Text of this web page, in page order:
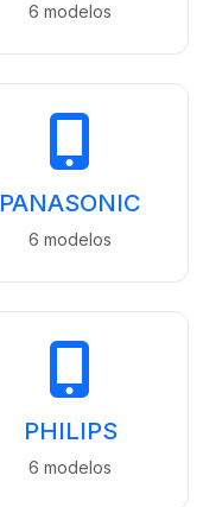
6 modelos
PANASONIC
6 modelos
PHILIPS
6 modelos